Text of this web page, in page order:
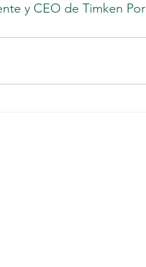
y CEO de Timken Por